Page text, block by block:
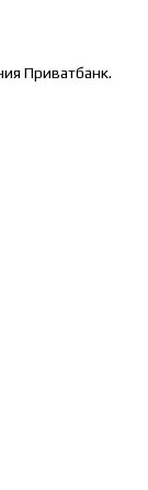
Приватбанк.